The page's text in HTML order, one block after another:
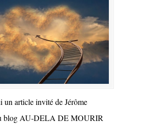
un article invité de Jérôme
blog AU-DELA DE MOURIR